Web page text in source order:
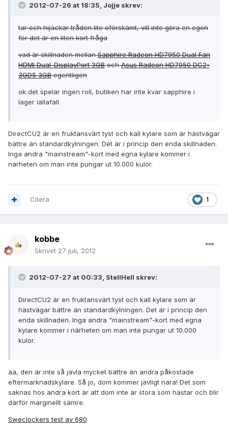
2012-07-26 at 18:35, Jojje skrev:
tar och hijackar tråden lite oförskämt, vill inte göra en egen
för det är en liten kort fråga
vad är skillnaden mellanSapphire Radeon HD7950 Dual Fan
HDMI Dual-DisplayPort 3GBochAsus Radeon HD7950 DC2-
3GD5 3GBegentligen
ok det spelar ingen roll, butiken har inte kvar sapphire i
lager iallafall
DirectCU2 är en fruktansvärt tyst och kall kylare som är hästvägar
bättre än standardkylningen. Det är i princip den enda skillnaden.
Inga andra "mainstream"-kort med egna kylare kommer i
närheten om man inte pungar ut 10.000 kulor.
1
Citera
kobbe
Skrivet 27 juli, 2012
2012-07-27 at 00:33, StellHell skrev:
DirectCU2 är en fruktansvärt tyst och kall kylare som är
hästvägar bättre än standardkylningen. Det är i princip den
enda skillnaden. Inga andra "mainstream"-kort med egna
kylare kommer i närheten om man inte pungar ut 10.000
kulor.
ää, den är inte så jävla mycket bättre än andra påkostade
eftermarknadskylare. Så jo, dom kommer jävligt nära! Det som
saknas hos andra kort är att dom inte är stora som hästar och blir
därför marginellt sämre.
Sweclockers test av 680